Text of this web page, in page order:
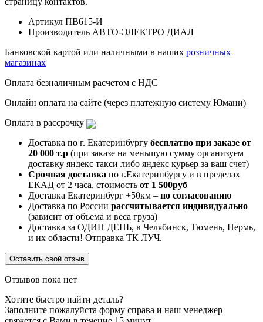
Артикул ПВ615-И
Производитель АВТО-ЭЛЕКТРО ДИАЛ
Банковской картой или наличными в наших розничных
магазинах
Оплата безналичным расчетом с НДС
Онлайн оплата на сайте (через платежную систему Юмани)
Оплата в рассрочку
Доставка по г. Екатеринбургу бесплатно при заказе от
20 000 т.р (при заказе на меньшую сумму организуем
доставку яндекс такси либо яндекс курьер за ваш счет)
Срочная доставка по г.Екатеринбургу и в пределах
ЕКАД от 2 часа, стоимость от 1 500руб
Доставка Екатеринбург +50км – по согласованию
Доставка по России рассчитывается индивидуально
(зависит от объема и веса груза)
Доставка за ОДИН ДЕНЬ, в Челябинск, Тюмень, Пермь,
и их области! Отправка ТК ЛУЧ.
Оставить свой отзыв
Отзывов пока нет
Хотите быстро найти деталь?
Заполните пожалуйста форму справа и наш менеджер